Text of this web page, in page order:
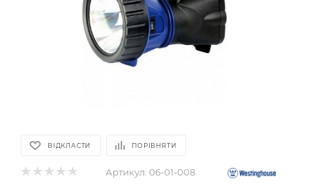
ВІДКЛАСТИ ПОРІВНЯТИ
Артикул: 06-01-008